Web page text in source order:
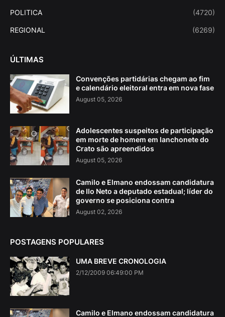
POLITICA (4720)
REGIONAL (6269)
ÚLTIMAS
Convenções partidárias chegam ao fim
e calendário eleitoral entra em nova fase
August 05, 2026
Adolescentes suspeitos de participação
em morte de homem em lanchonete do
Crato são apreendidos
August 05, 2026
Camilo e Elmano endossam candidatura
de Ilo Neto a deputado estadual; líder do
governo se posiciona contra
August 02, 2026
POSTAGENS POPULARES
UMA BREVE CRONOLOGIA
2/12/2009 06:49:00 PM
Camilo e Elmano endossam candidatura